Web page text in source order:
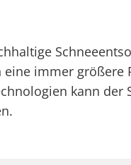
immer größere
kann der